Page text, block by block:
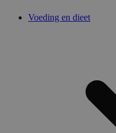
Voeding en dieet